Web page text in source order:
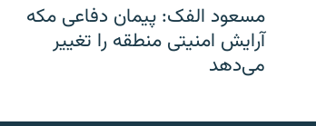
مسعود الفک: پیمان دفاعی مکه
آرایش امنیتی منطقه را تغییر
می‌دهد